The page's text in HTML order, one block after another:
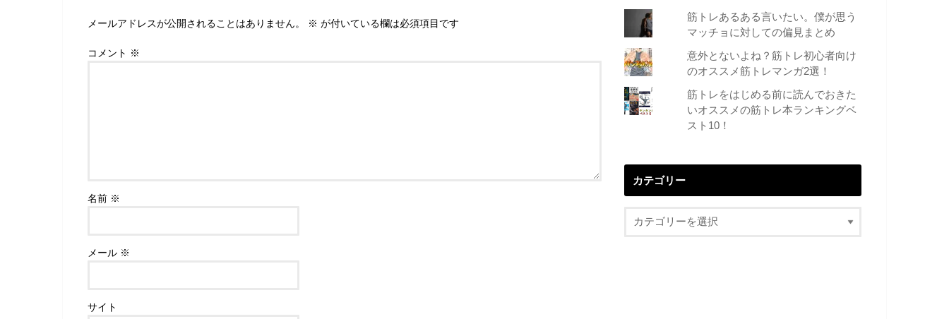
メールアドレスが公開されることはありません。 ※ が付いている欄は必須項目です
コメント ※
名前 ※
メール ※
サイト
筋トレあるある言いたい。僕が思う
マッチョに対しての偏見まとめ
意外とないよね？筋トレ初心者向け
のオススメ筋トレマンガ2選！
筋トレをはじめる前に読んでおきた
いオススメの筋トレ本ランキングベ
スト10！
カテゴリー